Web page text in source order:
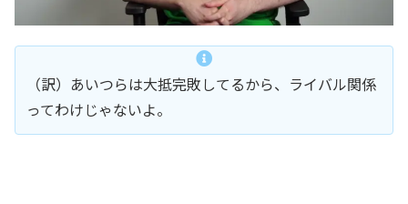
（訳）あいつらは大抵完敗してるから、ライバル関係
ってわけじゃないよ。